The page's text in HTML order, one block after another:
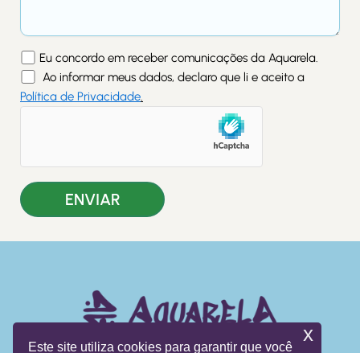
Eu concordo em receber comunicações da Aquarela.
Ao informar meus dados, declaro que li e aceito a
Política de Privacidade.
L
I
Y
Este site utiliza cookies para garantir que você
x